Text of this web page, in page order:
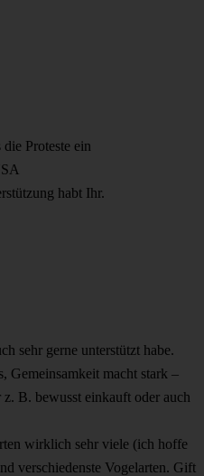
Proteste ein
habt Ihr.
sehr gerne unterstützt habe.
Gemeinsamkeit macht stark –
B. bewusst einkauft oder auch
wirklich sehr viele (ich hoffe
verschiedenste Vogelarten. Gift